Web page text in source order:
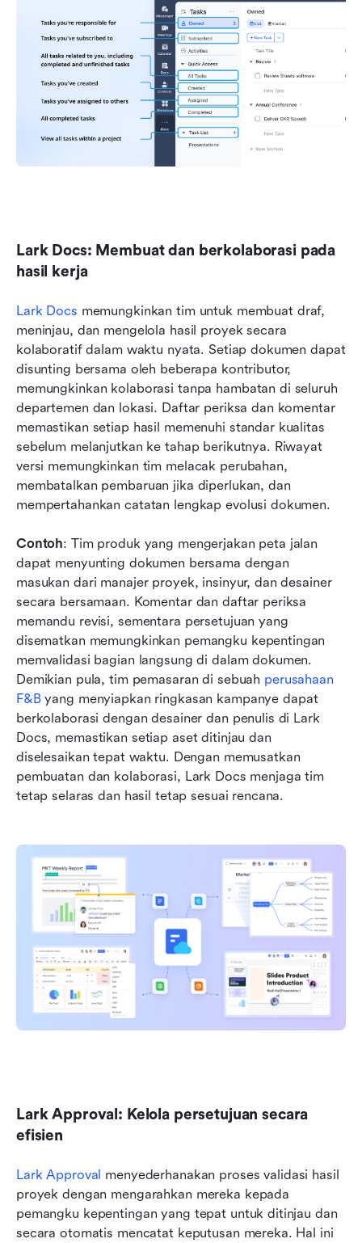
Lark Docs: Membuat dan berkolaborasi pada
hasil kerja
Lark Docs memungkinkan tim untuk membuat draf,
meninjau, dan mengelola hasil proyek secara
kolaboratif dalam waktu nyata. Setiap dokumen dapat
disunting bersama oleh beberapa kontributor,
memungkinkan kolaborasi tanpa hambatan di seluruh
departemen dan lokasi. Daftar periksa dan komentar
memastikan setiap hasil memenuhi standar kualitas
sebelum melanjutkan ke tahap berikutnya. Riwayat
versi memungkinkan tim melacak perubahan,
membatalkan pembaruan jika diperlukan, dan
mempertahankan catatan lengkap evolusi dokumen.
Contoh: Tim produk yang mengerjakan peta jalan
dapat menyunting dokumen bersama dengan
masukan dari manajer proyek, insinyur, dan desainer
secara bersamaan. Komentar dan daftar periksa
memandu revisi, sementara persetujuan yang
disematkan memungkinkan pemangku kepentingan
memvalidasi bagian langsung di dalam dokumen.
Demikian pula, tim pemasaran di sebuah perusahaan
F&B yang menyiapkan ringkasan kampanye dapat
berkolaborasi dengan desainer dan penulis di Lark
Docs, memastikan setiap aset ditinjau dan
diselesaikan tepat waktu. Dengan memusatkan
pembuatan dan kolaborasi, Lark Docs menjaga tim
tetap selaras dan hasil tetap sesuai rencana.
Lark Approval: Kelola persetujuan secara
efisien
Lark Approval menyederhanakan proses validasi hasil
proyek dengan mengarahkan mereka kepada
pemangku kepentingan yang tepat untuk ditinjau dan
secara otomatis mencatat keputusan mereka. Hal ini